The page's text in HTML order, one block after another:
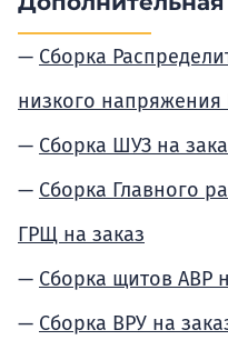
Сборка
низкого напряжения
Сборка ШУЗ на
Сборка Главного
ГРЩ на заказ
Сборка щитов АВР
Сборка ВРУ на